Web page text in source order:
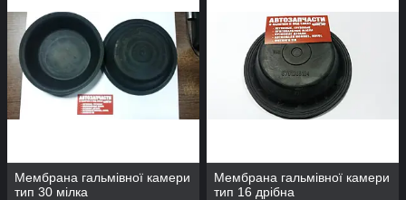
Мембрана гальмівної камери
тип 30 мілка
Мембрана гальмівної камери
тип 16 дрібна